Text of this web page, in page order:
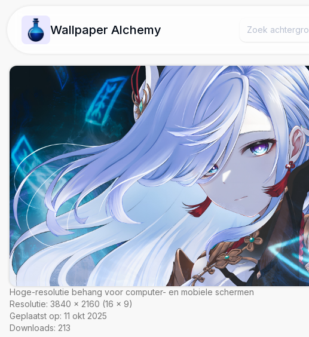
Wallpaper Alchemy
Hoge-resolutie behang voor computer- en mobiele schermen
Resolutie: 3840 × 2160 (16 × 9)
Geplaatst op: 11 okt 2025
Downloads: 213